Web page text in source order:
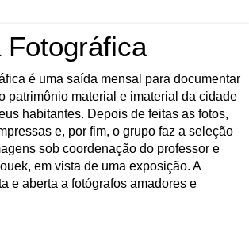
Fotográfica
é uma saída mensal para documentar
patrimônio material e imaterial da cidade
habitantes. Depois de feitas as fotos,
e, por fim, o grupo faz a seleção
sob coordenação do professor e
em vista de uma exposição. A
e aberta a fotógrafos amadores e